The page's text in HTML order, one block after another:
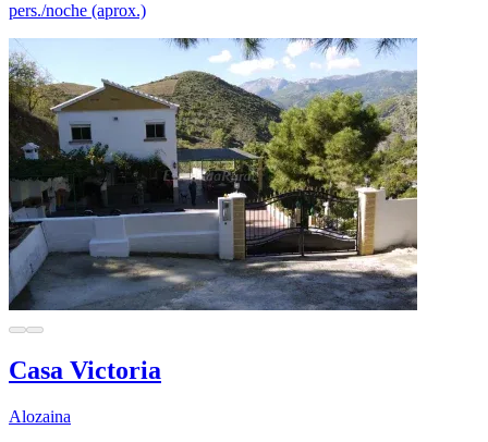
pers./noche (aprox.)
Casa Victoria
Alozaina